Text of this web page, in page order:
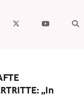
„In